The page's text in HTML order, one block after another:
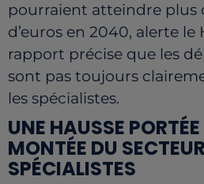
pourraient atteindre plus
d’euros en 2040, alerte le
rapport précise que les
sont pas toujours
les spécialistes.
UNE HAUSSE
MONTÉE DU
SPÉCIALISTES